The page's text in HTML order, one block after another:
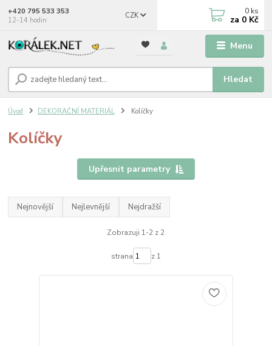
Menu
CZK
Hledat
+420 795 533 353
12-14 hodin
0 ks
za 0 Kč
Úvod DEKORAČNÍ MATERIÁL Kolíčky
Kolíčky
Upřesnit parametry
Nejnovější Nejlevnější Nejdražší
Zobrazuji 1-2 z 2
strana z 1